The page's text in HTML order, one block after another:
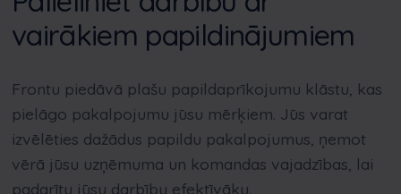
vairākiem papildinājumiem
Frontu piedāvā plašu papildaprīkojumu klāstu, kas
pielāgo pakalpojumu jūsu mērķiem. Jūs varat
izvēlēties dažādus papildu pakalpojumus, ņemot
vērā jūsu uzņēmuma un komandas vajadzības, lai
padarītu jūsu darbību efektīvāku.